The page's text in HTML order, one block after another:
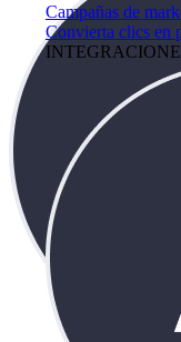
Campañas de
Convierta clics en